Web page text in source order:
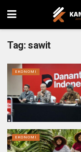
Tag: sawit
EKONOMI
EKONOMI